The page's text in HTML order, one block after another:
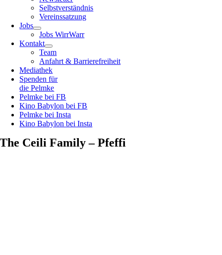
Selbstverständnis
Vereinssatzung
Jobs
Jobs WirrWarr
Kontakt
Team
Anfahrt & Barrierefreiheit
Mediathek
Spenden für
die Pelmke
Pelmke bei FB
Kino Babylon bei FB
Pelmke bei Insta
Kino Babylon bei Insta
The Ceili Family – Pfeffi